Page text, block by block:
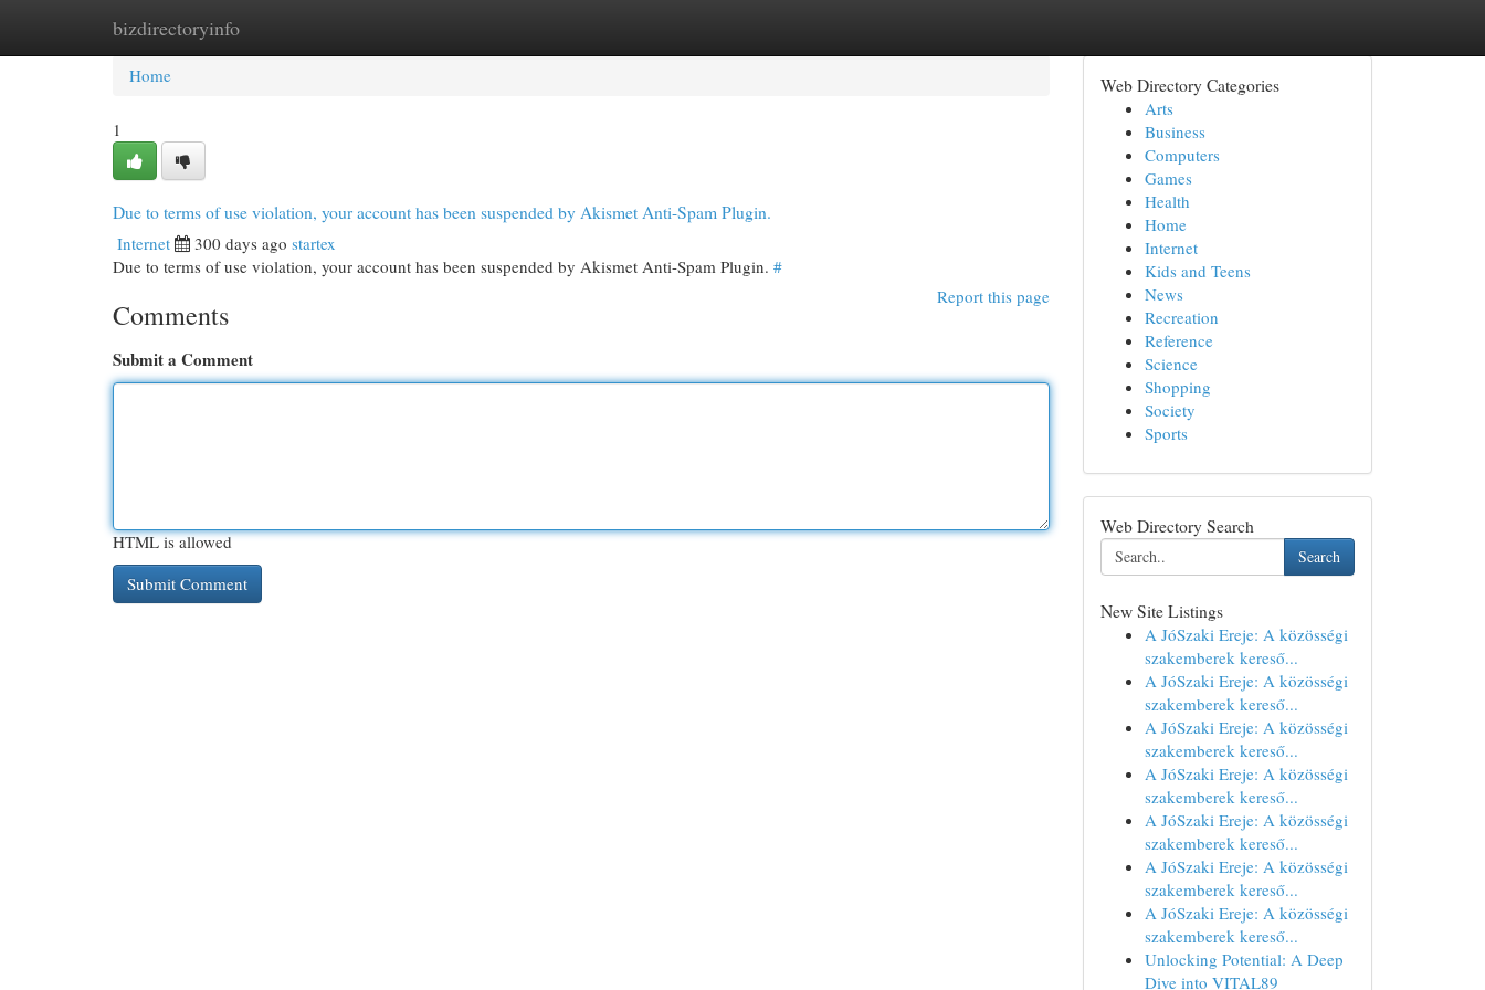
bizdirectoryinfo
Home New Site Listings
Home
1
Due to terms of use violation, your account has been suspended by Akismet Anti-Spam Plugin.
Internet 300 days ago startex
Due to terms of use violation, your account has been suspended by Akismet Anti-Spam Plugin. #
Report this page
Comments
Submit a Comment
HTML is allowed
Web Directory Categories
Arts
Business
Computers
Games
Health
Home
Internet
Kids and Teens
News
Recreation
Reference
Science
Shopping
Society
Sports
Web Directory Search
Search
New Site Listings
A JóSzaki Ereje: A közösségi
szakemberek kereső...
A JóSzaki Ereje: A közösségi
szakemberek kereső...
A JóSzaki Ereje: A közösségi
szakemberek kereső...
A JóSzaki Ereje: A közösségi
szakemberek kereső...
A JóSzaki Ereje: A közösségi
szakemberek kereső...
A JóSzaki Ereje: A közösségi
szakemberek kereső...
A JóSzaki Ereje: A közösségi
szakemberek kereső...
Unlocking Potential: A Deep
Dive into VITAL89